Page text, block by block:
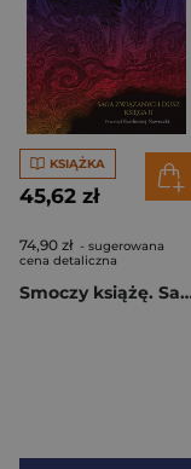
KSIĄŻKA
45,62 zł
74,90 zł - sugerowana
cena detaliczna
Smoczy książę. Saga